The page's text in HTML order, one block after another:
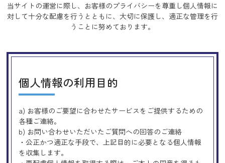
当サイトの運営に際し、お客様のプライバシーを尊重し個人情報に
対して十分な配慮を行うとともに、 大切に保護し、適正な管理を行
うことに努めております。
個人情報の利用目的
a) お客様のご要望に合わせたサービスをご提供するための
各種ご連絡。
b) お問い合わせいただいたご質問への回答のご連絡
・公正かつ適正な手段で、上記目的に必要となる個人情報
を収集します。